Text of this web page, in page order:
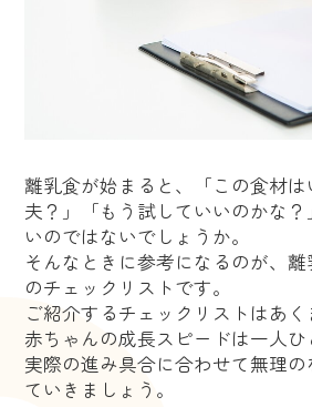
離乳食が始まると、「この食材
夫？」「もう試していいのかな
いのではないでしょうか。
そんなときに参考になるのが、
のチェックリストです。
ご紹介するチェックリストはあく
赤ちゃんの成長スピードは一人ひ
実際の進み具合に合わせて無理
ていきましょう。